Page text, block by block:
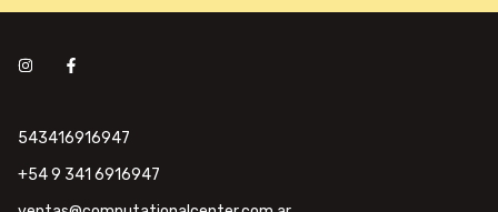
543416916947
+54 9 341 6916947